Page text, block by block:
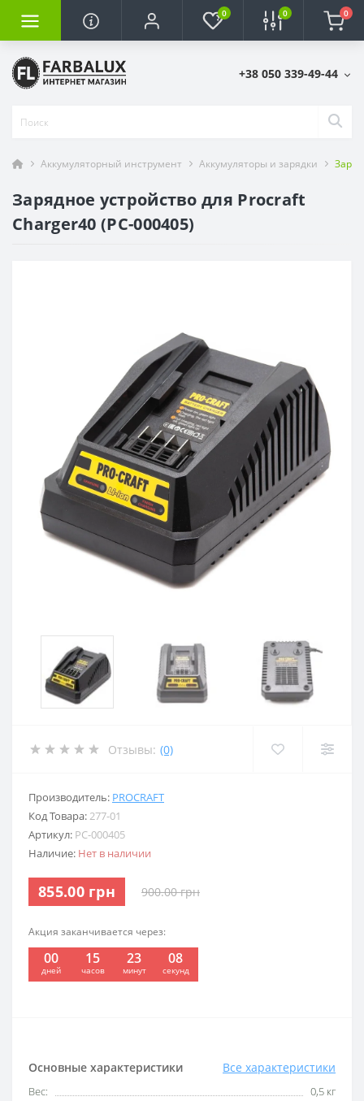
0 0 0
+38 050 339-49-44
Аккумуляторный инструмент Аккумуляторы и зарядки
Зарядное устройство для Procraft
Charger40 (PC-000405)
Отзывы: (0)
Производитель: PROCRAFT
Код Товара:277-01
Артикул: PC-000405
Наличие: Нет в наличии
855.00 грн 900.00 грн
Акция заканчивается через:
00
дней
15
часов
23
минут
07
секунд
Основные характеристики Все характеристики
Вес:
0,5 кг